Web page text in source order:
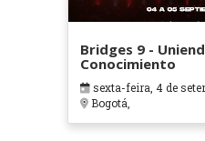
Bridges 9 -
Conocimiento
sexta-feira, 4 de
Bogotá,